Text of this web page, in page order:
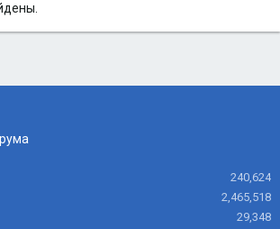
240,624
2,465,518
29,348